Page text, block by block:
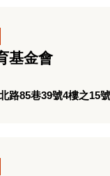
基金會
路85巷39號4樓之15號